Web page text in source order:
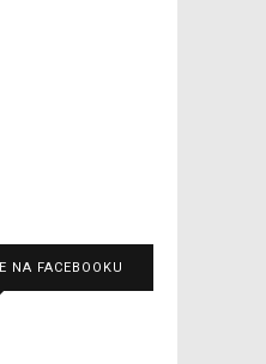
NA FACEBOOKU